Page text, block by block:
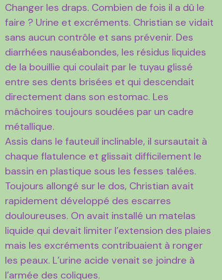
Changer les draps. Combien de fois il a dû le
faire ? Urine et excréments. Christian se vidait
sans aucun contrôle et sans prévenir. Des
diarrhées nauséabondes, les résidus liquides
de la bouillie qui coulait par le tuyau glissé
entre ses dents brisées et qui descendait
directement dans son estomac. Les
mâchoires toujours soudées par un cadre
métallique.
Assis dans le fauteuil inclinable, il sursautait à
chaque flatulence et glissait difficilement le
bassin en plastique sous les fesses talées.
Toujours allongé sur le dos, Christian avait
rapidement développé des escarres
douloureuses. On avait installé un matelas
liquide qui devait limiter l’extension des plaies
mais les excréments contribuaient à ronger
les peaux. L’urine acide venait se joindre à
l’armée des coliques.